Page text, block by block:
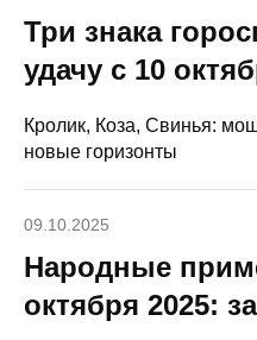
Три знака
удачу с 10
Кролик, Коза, Свинья:
новые горизонты
09.10.2025
Народные
октября 2025: